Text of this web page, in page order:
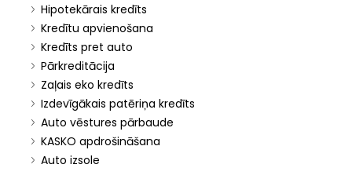
Hipotekārais kredīts
Kredītu apvienošana
Kredīts pret auto
Pārkreditācija
Zaļais eko kredīts
Izdevīgākais patēriņa kredīts
Auto vēstures pārbaude
KASKO apdrošināšana
Auto izsole